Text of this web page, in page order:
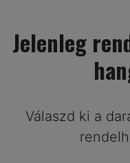
Jelenleg
Válaszd ki a